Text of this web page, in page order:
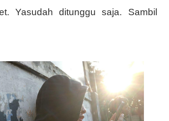
Yasudah ditunggu saja. Sambil